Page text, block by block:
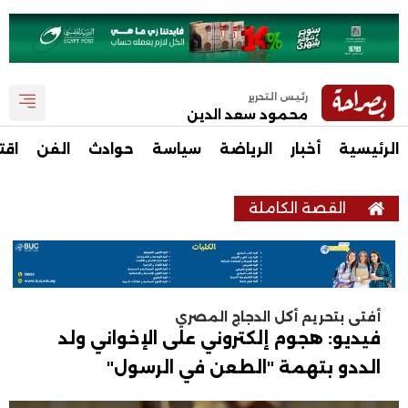
رئيس التحرير
محمود سعد الدين
الرئيسية أخبار الرياضة سياسة حوادث الفن
القصة الكاملة
أفتى بتحريم أكل الدجاج المصري
فيديو: هجوم إلكتروني على الإخواني ولد
الددو بتهمة "الطعن في الرسول"